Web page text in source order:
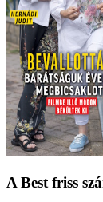
A Best friss